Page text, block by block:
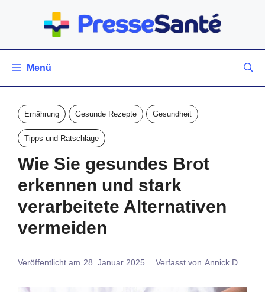
Menü
Ernährung Gesunde Rezepte Gesundheit
Tipps und Ratschläge
Wie Sie gesundes Brot
erkennen und stark
verarbeitete Alternativen
vermeiden
Veröffentlicht am 28. Januar 2025 . Verfasst von Annick D